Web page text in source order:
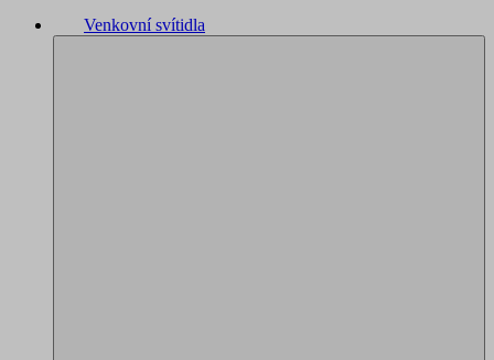
Venkovní svítidla